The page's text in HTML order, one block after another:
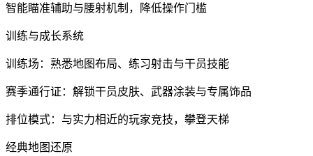
智能瞄准辅助与腰射机制，降低操作门槛
训练与成长系统
训练场：熟悉地图布局、练习射击与干员技能
赛季通行证：解锁干员皮肤、武器涂装与专属饰品
排位模式：与实力相近的玩家竞技，攀登天梯
经典地图还原